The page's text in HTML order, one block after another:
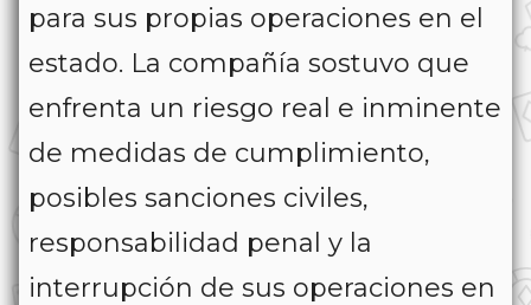
para sus propias operaciones en el
estado. La compañía sostuvo que
enfrenta un riesgo real e inminente
de medidas de cumplimiento,
posibles sanciones civiles,
responsabilidad penal y la
interrupción de sus operaciones en